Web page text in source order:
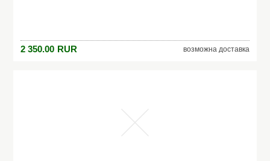
2 350.00 RUR возможна доставка